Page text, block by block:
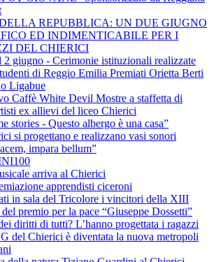
REPUBBLICA: UN DUE GIUGNO
ED INDIMENTICABILE PER I
DEL CHIERICI
2 giugno - Cerimonie istituzionali realizzate
di Reggio Emilia Premiati Orietta Berti
Ligabue
Caffè White Devil Mostre a staffetta di
ex allievi del liceo Chierici
stories - Questo albergo è una casa”
si progettano e realizzano vasi sonori
impara bellum”
arriva al Chierici
apprendisti ciceroni
in sala del Tricolore i vincitori della XIII
premio per la pace “Giuseppe Dossetti”
diritti di tutti? L’hanno progettata i ragazzi
del Chierici è diventata la nuova metropoli